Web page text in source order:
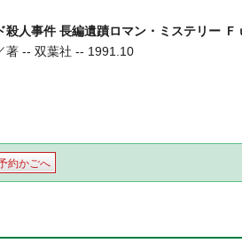
殺人事件 長編遺蹟ロマン・ミステリー
-- 双葉社 -- 1991.10
約かごへ